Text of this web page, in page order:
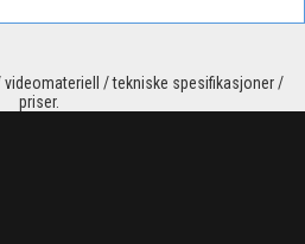
/ tekniske spesifikasjoner /
priser.